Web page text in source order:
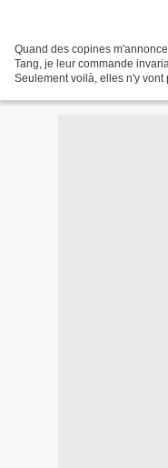
Quand des copines
Tang, je leur commande
Seulement voilà, elles n'y vont